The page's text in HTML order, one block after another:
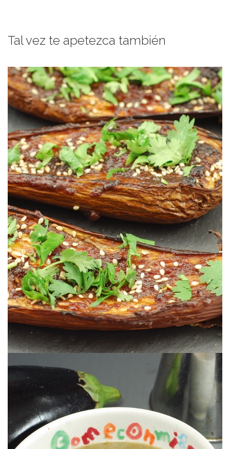
Tal vez te apetezca también
BERENJENAS AL ESTILO COREANO
Una manera ligera y muy original de preparar berenjenas.